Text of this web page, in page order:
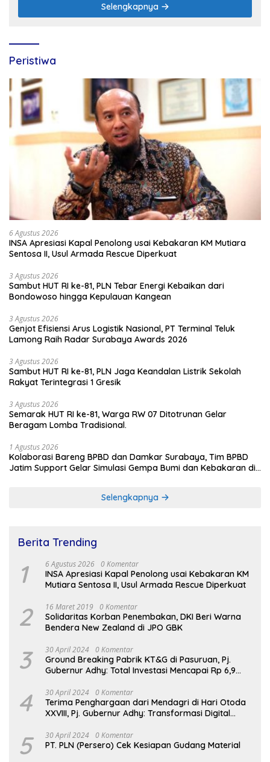
Selengkapnya
Peristiwa
6 Agustus 2026
INSA Apresiasi Kapal Penolong usai Kebakaran KM Mutiara
Sentosa II, Usul Armada Rescue Diperkuat
3 Agustus 2026
Sambut HUT RI ke-81, PLN Tebar Energi Kebaikan dari
Bondowoso hingga Kepulauan Kangean
3 Agustus 2026
Genjot Efisiensi Arus Logistik Nasional, PT Terminal Teluk
Lamong Raih Radar Surabaya Awards 2026
3 Agustus 2026
Sambut HUT RI ke-81, PLN Jaga Keandalan Listrik Sekolah
Rakyat Terintegrasi 1 Gresik
3 Agustus 2026
Semarak HUT RI ke-81, Warga RW 07 Ditotrunan Gelar
Beragam Lomba Tradisional.
1 Agustus 2026
Kolaborasi Bareng BPBD dan Damkar Surabaya, Tim BPBD
Jatim Support Gelar Simulasi Gempa Bumi dan Kebakaran di
Selengkapnya
Berita Trending
1 6 Agustus 2026 0 Komentar
INSA Apresiasi Kapal Penolong usai Kebakaran KM
Mutiara Sentosa II, Usul Armada Rescue Diperkuat
2 16 Maret 2019 0 Komentar
Solidaritas Korban Penembakan, DKI Beri Warna
Bendera New Zealand di JPO GBK
3 30 April 2024 0 Komentar
Ground Breaking Pabrik KT&G di Pasuruan, Pj.
Gubernur Adhy: Total Investasi Mencapai Rp 6,9
4 30 April 2024 0 Komentar
Terima Penghargaan dari Mendagri di Hari Otoda
XXVIII, Pj. Gubernur Adhy: Transformasi Digital
Keberhasilan Jatim
5 30 April 2024 0 Komentar
PT. PLN (Persero) Cek Kesiapan Gudang Material